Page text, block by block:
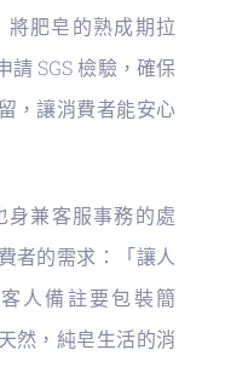
將肥皂的熟成期拉
請 SGS 檢驗，確保
，讓消費者能安心
兼客服事務的處
者的需求：「讓人
人備註要包裝簡
然，純皂生活的消